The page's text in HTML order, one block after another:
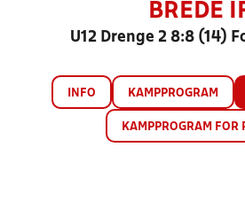
BREDE
U12 Drenge 2 8:8 (14)
INFO KAMPPROGRAM
KAMPPROGRAM FOR